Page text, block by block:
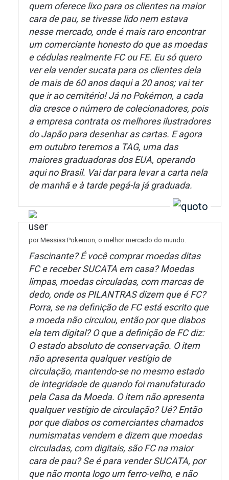
quem oferece lixo para os clientes na maior
cara de pau, se tivesse lido nem estava
nesse mercado, onde é mais raro encontrar
um comerciante honesto do que as moedas
e cédulas realmente FC ou FE. Eu só quero
ver ela vender sucata para os clientes dela
de mais de 60 anos daqui a 20 anos; vai ter
que ir ao cemitério! Já no Pokémon, a cada
dia cresce o número de colecionadores, pois
a empresa contrata os melhores ilustradores
do Japão para desenhar as cartas. E agora
em outubro teremos a TAG, uma das
maiores graduadoras dos EUA, operando
aqui no Brasil. Vai dar para levar a carta nela
de manhã e à tarde pegá-la já graduada.
por Messias Pokemon, o melhor mercado do mundo.
Fascinante? É você comprar moedas ditas
FC e receber SUCATA em casa? Moedas
limpas, moedas circuladas, com marcas de
dedo, onde os PILANTRAS dizem que é FC?
Porra, se na definição de FC está escrito que
a moeda não circulou, então por que diabos
ela tem digital? O que a definição de FC diz:
O estado absoluto de conservação. O item
não apresenta qualquer vestígio de
circulação, mantendo-se no mesmo estado
de integridade de quando foi manufaturado
pela Casa da Moeda. O item não apresenta
qualquer vestígio de circulação? Ué? Então
por que diabos os comerciantes chamados
numismatas vendem e dizem que moedas
circuladas, com digitais, são FC na maior
cara de pau? Se é para vender SUCATA, por
que não monta logo um ferro-velho, e não